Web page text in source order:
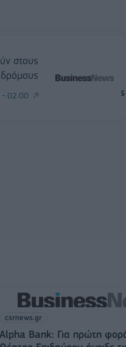
στους
02:00
csrnews.gr
Alpha Bank: Για πρώτη